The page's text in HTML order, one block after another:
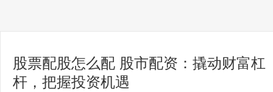
股票配股怎么配 股市配资：撬动财富杠
杆，把握投资机遇